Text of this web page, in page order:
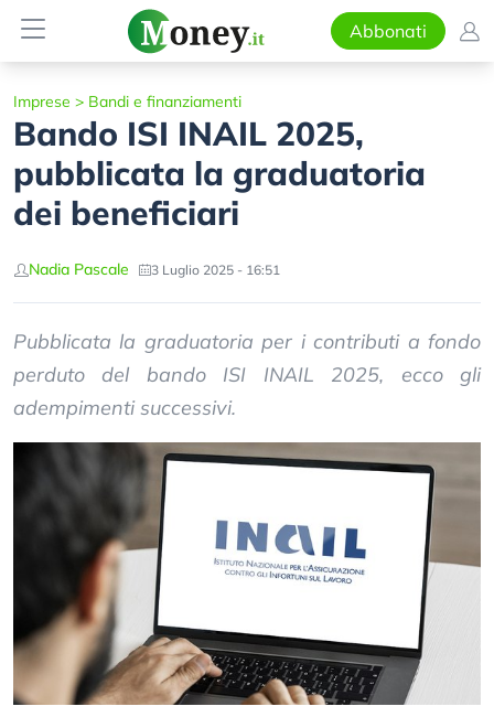
Abbonati
Imprese > Bandi e finanziamenti
Bando ISI INAIL 2025,
pubblicata la graduatoria
dei beneficiari
Nadia Pascale 3 Luglio 2025 - 16:51
Pubblicata la graduatoria per i contributi a fondo
perduto del bando ISI INAIL 2025, ecco gli
adempimenti successivi.